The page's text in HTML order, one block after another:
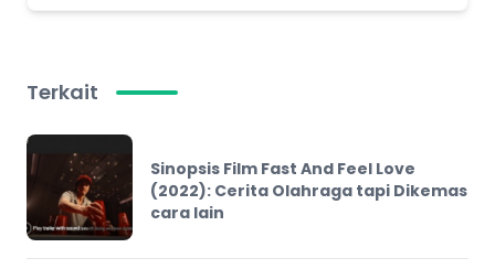
Terkait
Sinopsis Film Fast And Feel Love
(2022): Cerita Olahraga tapi Dikemas
cara lain